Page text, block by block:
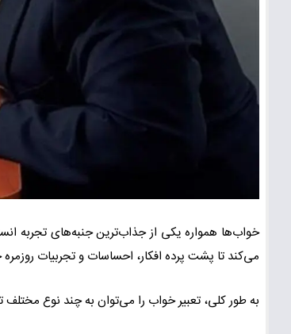
خواب‌ها همواره یکی از جذاب‌ترین جنبه‌های تجربه
می‌کند تا پشت پرده افکار، احساسات و تجربیات
به طور کلی، تعبیر خواب را می‌توان به چند نوع مختلف